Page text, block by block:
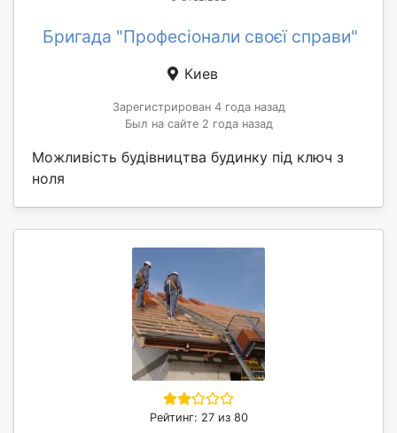
Бригада "Професіонали своєї справи"
Киев
Зарегистрирован 4 года назад
Был на сайте 2 года назад
Можливість будівництва будинку під ключ з
ноля
Рейтинг: 27 из 80